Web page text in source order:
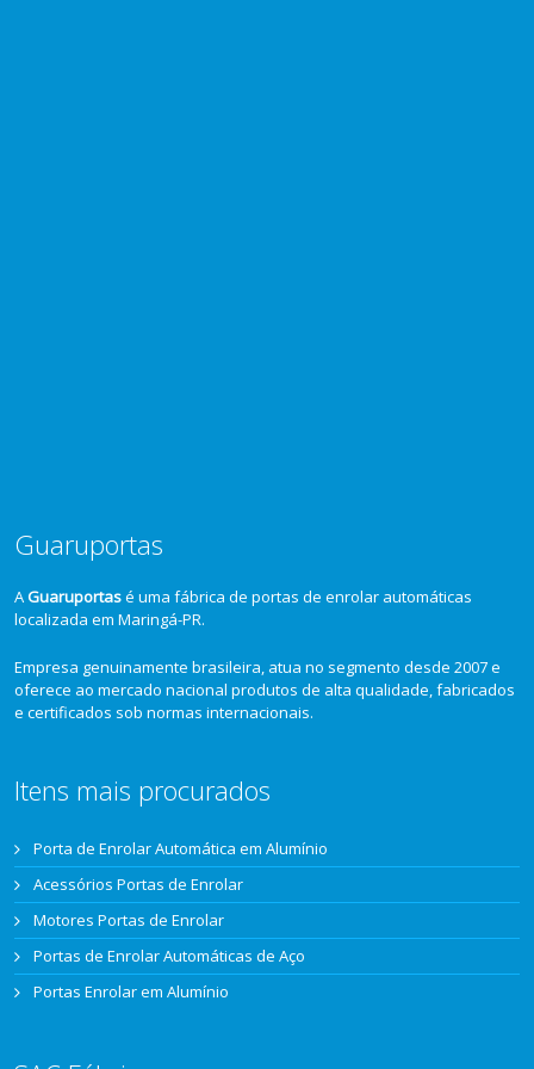
Guaruportas
AGuaruportasé uma fábrica de portas de enrolar automáticas
localizada em Maringá-PR.
Empresa genuinamente brasileira, atua no segmento desde 2007 e
oferece ao mercado nacional produtos de alta qualidade, fabricados
e certificados sob normas internacionais.
Itens mais procurados
Porta de Enrolar Automática em Alumínio
Acessórios Portas de Enrolar
Motores Portas de Enrolar
Portas de Enrolar Automáticas de Aço
Portas Enrolar em Alumínio